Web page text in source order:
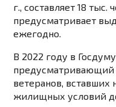
г., составляет 18
предусматривает
ежегодно.
В 2022 году в
предусматривающий
ветеранов, вставших
жилищных условий до